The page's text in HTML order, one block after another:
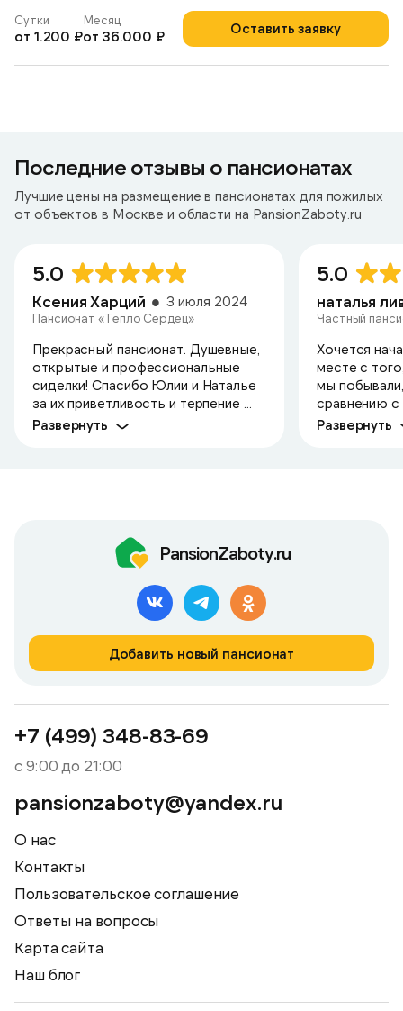
Оставить заявку
Сутки
от 1.200 ₽
Месяц
от 36.000 ₽
Последние отзывы о пансионатах
Лучшие цены на размещение в пансионатах для пожилых
от объектов в Москве и области на PansionZaboty.ru
5.0
Ксения Харций 3 июля 2024
Пансионат «Тепло Сердец»
Прекрасный пансионат. Душевные,
открытые и профессиональные
сиделки! Спасибо Юлии и Наталье
за их приветливость и терпение ...
Развернуть
5.0
Частный
Хочется
месте с
мы
сравнению с
Развернуть
PansionZaboty.ru
Добавить новый пансионат
+7 (499) 348-83-69
с 9:00 до 21:00
pansionzaboty@yandex.ru
О нас
Контакты
Пользовательское соглашение
Ответы на вопросы
Карта сайта
Наш блог